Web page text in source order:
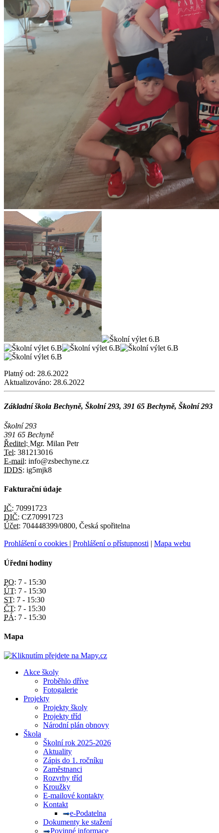
Platný od: 28.6.2022
Aktualizováno: 28.6.2022
Základní škola Bechyně, Školní 293, 391 65 Bechyně, Školní 293
Školní 293
391 65 Bechyně
Ředitel: Mgr. Milan Petr
Tel: 381213016
E-mail: info@zsbechyne.cz
IDDS: ig5mjk8
Fakturační údaje
IČ: 70991723
DIČ: CZ70991723
Účet: 704448399/0800, Česká spořitelna
Prohlášení o cookies | Prohlášení o přístupnosti | Mapa webu
Úřední hodiny
PO: 7 - 15:30
ÚT: 7 - 15:30
ST: 7 - 15:30
ČT: 7 - 15:30
PÁ: 7 - 15:30
Mapa
Akce školy
Proběhlo dříve
Fotogalerie
Projekty
Projekty školy
Projekty tříd
Národní plán obnovy
Škola
Školní rok 2025-2026
Aktuality
Zápis do 1. ročníku
Zaměstnanci
Rozvrhy tříd
Kroužky
E-mailové kontakty
Kontakt
e-Podatelna
Dokumenty ke stažení
Povinné informace